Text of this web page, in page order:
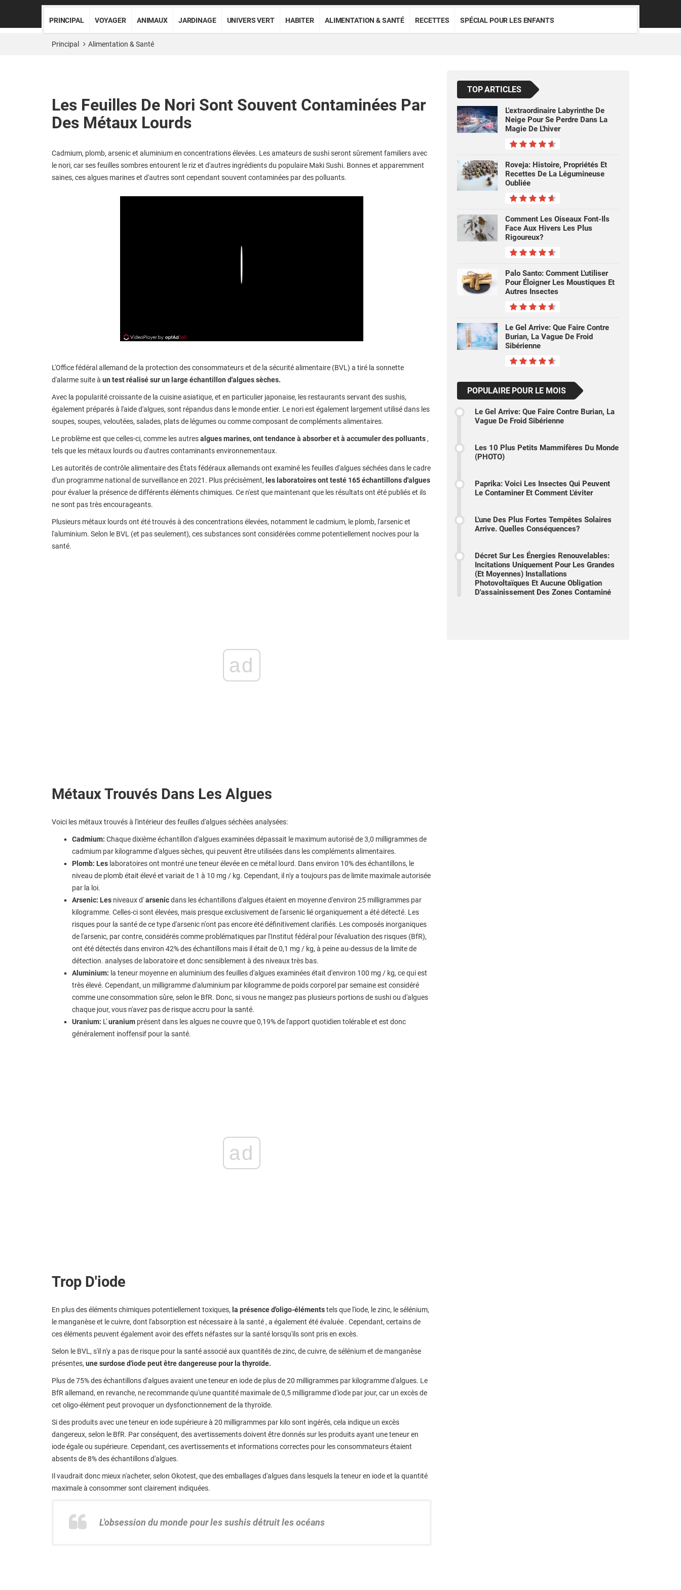
PRINCIPAL VOYAGER ANIMAUX JARDINAGE UNIVERS VERT HABITER ALIMENTATION & SANTÉ RECETTES SPÉCIAL POUR LES ENFANTS
Principal Alimentation & Santé
Les Feuilles De Nori Sont Souvent Contaminées Par
Des Métaux Lourds
Cadmium, plomb, arsenic et aluminium en concentrations élevées. Les amateurs de sushi seront sûrement familiers avec
le nori, car ses feuilles sombres entourent le riz et d'autres ingrédients du populaire Maki Sushi. Bonnes et apparemment
saines, ces algues marines et d'autres sont cependant souvent contaminées par des polluants.
L'Office fédéral allemand de la protection des consommateurs et de la sécurité alimentaire (BVL) a tiré la sonnette
d'alarme suite à un test réalisé sur un large échantillon d'algues sèches.
Avec la popularité croissante de la cuisine asiatique, et en particulier japonaise, les restaurants servant des sushis,
également préparés à l'aide d'algues, sont répandus dans le monde entier. Le nori est également largement utilisé dans les
soupes, soupes, veloutées, salades, plats de légumes ou comme composant de compléments alimentaires.
Le problème est que celles-ci, comme les autresalgues marines, ont tendance à absorber et à accumuler des polluants ,
tels que les métaux lourds ou d'autres contaminants environnementaux.
Les autorités de contrôle alimentaire des États fédéraux allemands ont examiné les feuilles d'algues séchées dans le cadre
d'un programme national de surveillance en 2021. Plus précisément, les laboratoires ont testé 165 échantillons d'algues
pour évaluer la présence de différents éléments chimiques. Ce n'est que maintenant que les résultats ont été publiés et ils
ne sont pas très encourageants.
Plusieurs métaux lourds ont été trouvés à des concentrations élevées, notamment le cadmium, le plomb, l'arsenic et
l'aluminium. Selon le BVL (et pas seulement), ces substances sont considérées comme potentiellement nocives pour la
santé.
ad
Métaux Trouvés Dans Les Algues
Voici les métaux trouvés à l'intérieur des feuilles d'algues séchées analysées:
Cadmium: Chaque dixième échantillon d'algues examinées dépassait le maximum autorisé de 3,0 milligrammes de
cadmium par kilogramme d'algues sèches, qui peuvent être utilisées dans les compléments alimentaires.
Plomb: Les laboratoires ont montré une teneur élevée en ce métal lourd. Dans environ 10% des échantillons, le
niveau de plomb était élevé et variait de 1 à 10 mg / kg. Cependant, il n'y a toujours pas de limite maximale autorisée
par la loi.
Arsenic: Les niveaux d'arsenicdans les échantillons d'algues étaient en moyenne d'environ 25 milligrammes par
kilogramme. Celles-ci sont élevées, mais presque exclusivement de l'arsenic lié organiquement a été détecté. Les
risques pour la santé de ce type d'arsenic n'ont pas encore été définitivement clarifiés. Les composés inorganiques
de l'arsenic, par contre, considérés comme problématiques par l'Institut fédéral pour l'évaluation des risques (BfR),
ont été détectés dans environ 42% des échantillons mais il était de 0,1 mg / kg, à peine au-dessus de la limite de
détection. analyses de laboratoire et donc sensiblement à des niveaux très bas.
Aluminium: la teneur moyenne en aluminium des feuilles d'algues examinées était d'environ 100 mg / kg, ce qui est
très élevé. Cependant, un milligramme d'aluminium par kilogramme de poids corporel par semaine est considéré
comme une consommation sûre, selon le BfR. Donc, si vous ne mangez pas plusieurs portions de sushi ou d'algues
chaque jour, vous n'avez pas de risque accru pour la santé.
Uranium: L'uranium présent dans les algues ne couvre que 0,19% de l'apport quotidien tolérable et est donc
généralement inoffensif pour la santé.
ad
Trop D'iode
En plus des éléments chimiques potentiellement toxiques, la présence d'oligo-élémentstels que l'iode, le zinc, le sélénium,
le manganèse et le cuivre, dont l'absorption est nécessaire à la santé , a également été évaluée . Cependant, certains de
ces éléments peuvent également avoir des effets néfastes sur la santé lorsqu'ils sont pris en excès.
Selon le BVL, s'il n'y a pas de risque pour la santé associé aux quantités de zinc, de cuivre, de sélénium et de manganèse
présentes, une surdose d'iode peut être dangereuse pour la thyroïde.
Plus de 75% des échantillons d'algues avaient une teneur en iode de plus de 20 milligrammes par kilogramme d'algues. Le
BfR allemand, en revanche, ne recommande qu'une quantité maximale de 0,5 milligramme d'iode par jour, car un excès de
cet oligo-élément peut provoquer un dysfonctionnement de la thyroïde.
Si des produits avec une teneur en iode supérieure à 20 milligrammes par kilo sont ingérés, cela indique un excès
dangereux, selon le BfR. Par conséquent, des avertissements doivent être donnés sur les produits ayant une teneur en
iode égale ou supérieure. Cependant, ces avertissements et informations correctes pour les consommateurs étaient
absents de 8% des échantillons d'algues.
Il vaudrait donc mieux n'acheter, selon Okotest, que des emballages d'algues dans lesquels la teneur en iode et la quantité
maximale à consommer sont clairement indiquées.
L'obsession du monde pour les sushis détruit les océans
TOP ARTICLES
L'extraordinaire Labyrinthe De
Neige Pour Se Perdre Dans La
Magie De L'hiver
Roveja: Histoire, Propriétés Et
Recettes De La Légumineuse
Oubliée
Comment Les Oiseaux Font-Ils
Face Aux Hivers Les Plus
Rigoureux?
Palo Santo: Comment L'utiliser
Pour Éloigner Les Moustiques Et
Autres Insectes
Le Gel Arrive: Que Faire Contre
Burian, La Vague De Froid
Sibérienne
POPULAIRE POUR LE MOIS
Le Gel Arrive: Que Faire Contre Burian, La
Vague De Froid Sibérienne
Les 10 Plus Petits Mammifères Du Monde
(PHOTO)
Paprika: Voici Les Insectes Qui Peuvent
Le Contaminer Et Comment L'éviter
L'une Des Plus Fortes Tempêtes Solaires
Arrive. Quelles Conséquences?
Décret Sur Les Énergies Renouvelables:
Incitations Uniquement Pour Les Grandes
(et Moyennes) Installations
Photovoltaïques Et Aucune Obligation
D'assainissement Des Zones Contaminé